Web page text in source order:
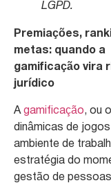
LGPD.
Premiações,
metas: quando a
gamificação vira
jurídico
A gamificação, ou
dinâmicas de jogos
ambiente de
estratégia do
gestão de